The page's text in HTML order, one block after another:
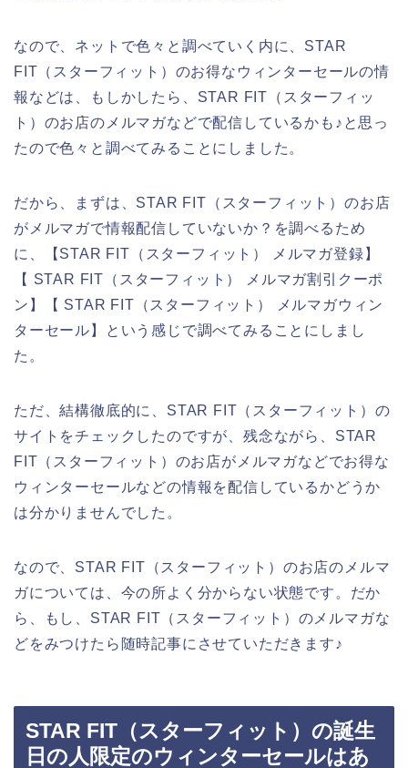
なので、ネットで色々と調べていく内に、STAR
FIT（スターフィット）のお得なウィンターセールの情
報などは、もしかしたら、STAR FIT（スターフィッ
ト）のお店のメルマガなどで配信しているかも♪と思っ
たので色々と調べてみることにしました。
だから、まずは、STAR FIT（スターフィット）のお店
がメルマガで情報配信していないか？を調べるため
に、【STAR FIT（スターフィット） メルマガ登録】
【 STAR FIT（スターフィット） メルマガ割引クーポ
ン】【 STAR FIT（スターフィット） メルマガウィン
ターセール】という感じで調べてみることにしまし
た。
ただ、結構徹底的に、STAR FIT（スターフィット）の
サイトをチェックしたのですが、残念ながら、STAR
FIT（スターフィット）のお店がメルマガなどでお得な
ウィンターセールなどの情報を配信しているかどうか
は分かりませんでした。
なので、STAR FIT（スターフィット）のお店のメルマ
ガについては、今の所よく分からない状態です。だか
ら、もし、STAR FIT（スターフィット）のメルマガな
どをみつけたら随時記事にさせていただきます♪
STAR FIT（スターフィット）の誕生
日の人限定のウィンターセールはあ